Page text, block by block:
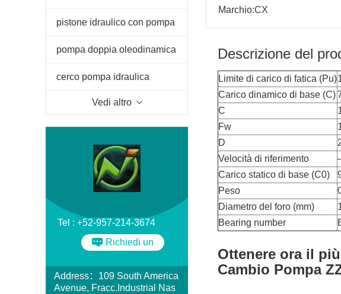
fiat
pistone idraulico con pompa
manuale
pompa doppia oleodinamica
per spaccalegna
cerco pompa idraulica
Vedi altro
Tel : +52-957-214-3674
Richiedi un
Address：109 South America
Avenue, Fracc.Industrial Nas
Marchio:CX
Descrizione del
Limite di carico di fatica (Pu)
Carico dinamico di base (C)
C
Fw
D
Velocità di riferimento
Carico statico di base (C0)
Peso
Diametro del foro (mm)
Bearing number
Ottenere ora il
Cambio Pompa